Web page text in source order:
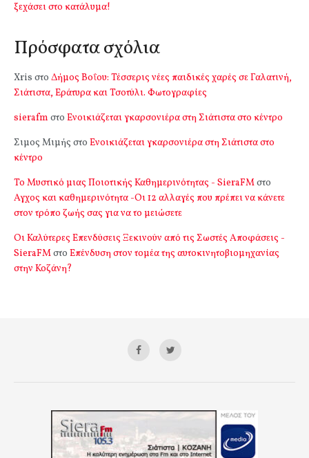
ξεχάσει στο κατάλυμα!
Πρόσφατα σχόλια
Xris στο Δήμος Βοΐου: Τέσσερις νέες παιδικές χαρές σε Γαλατινή,
Σιάτιστα, Εράτυρα και Τσοτύλι. Φωτογραφίες
sierafm στο Ενοικιάζεται γκαρσονιέρα στη Σιάτιστα στο κέντρο
Σιμος Μιμής στο Ενοικιάζεται γκαρσονιέρα στη Σιάτιστα στο
κέντρο
Το Μυστικό μιας Ποιοτικής Καθημερινότητας - SieraFMστο
Αγχος και καθημερινότητα -Οι 12 αλλαγές που πρέπει να κάνετε
στον τρόπο ζωής σας για να το μειώσετε
Οι Καλύτερες Επενδύσεις Ξεκινούν από τις Σωστές Αποφάσεις -
SieraFMστο Επένδυση στον τομέα της αυτοκινητοβιομηχανίας
στην Κοζάνη?